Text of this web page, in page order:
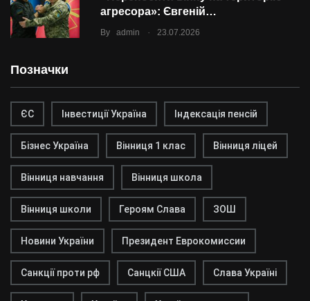
агресора»: Євгеній…
By admin . 23.07.2026
Позначки
ЄС Інвестиції Україна Індексація пенсій
Бізнес Україна Вінниця 1 клас Вінниця ліцей
Вінниця навчання Вінниця школа
Вінниця школи Героям Слава ЗОШ
Новини України Президент Еврокомиссии
Санкції проти рф Санцкії США Слава Україні